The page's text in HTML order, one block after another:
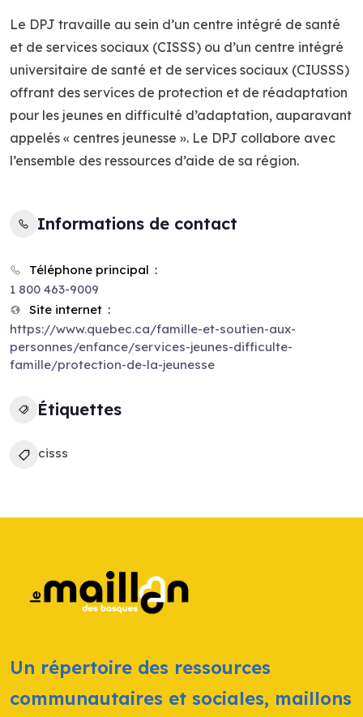
Le DPJ travaille au sein d’un centre intégré de santé
et de services sociaux (CISSS) ou d’un centre intégré
universitaire de santé et de services sociaux (CIUSSS)
offrant des services de protection et de réadaptation
pour les jeunes en difficulté d’adaptation, auparavant
appelés « centres jeunesse ». Le DPJ collabore avec
l’ensemble des ressources d’aide de sa région.
Informations de contact
Téléphone principal
1 800 463-9009
Site internet
https://www.quebec.ca/famille-et-soutien-aux-
personnes/enfance/services-jeunes-difficulte-
famille/protection-de-la-jeunesse
Étiquettes
cisss
Un répertoire des ressources
communautaires et sociales, maillons